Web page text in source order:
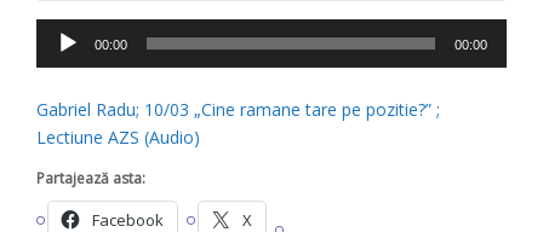
Player
audio
00:00 00:00
Gabriel Radu; 10/03 „Cine ramane tare pe pozitie?” ;
Lectiune AZS (Audio)
Partajează asta:
Facebook X